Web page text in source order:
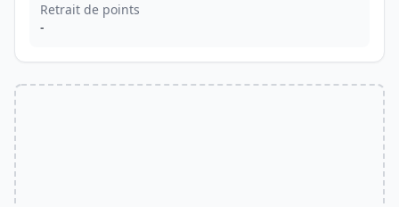
Retrait de points
-